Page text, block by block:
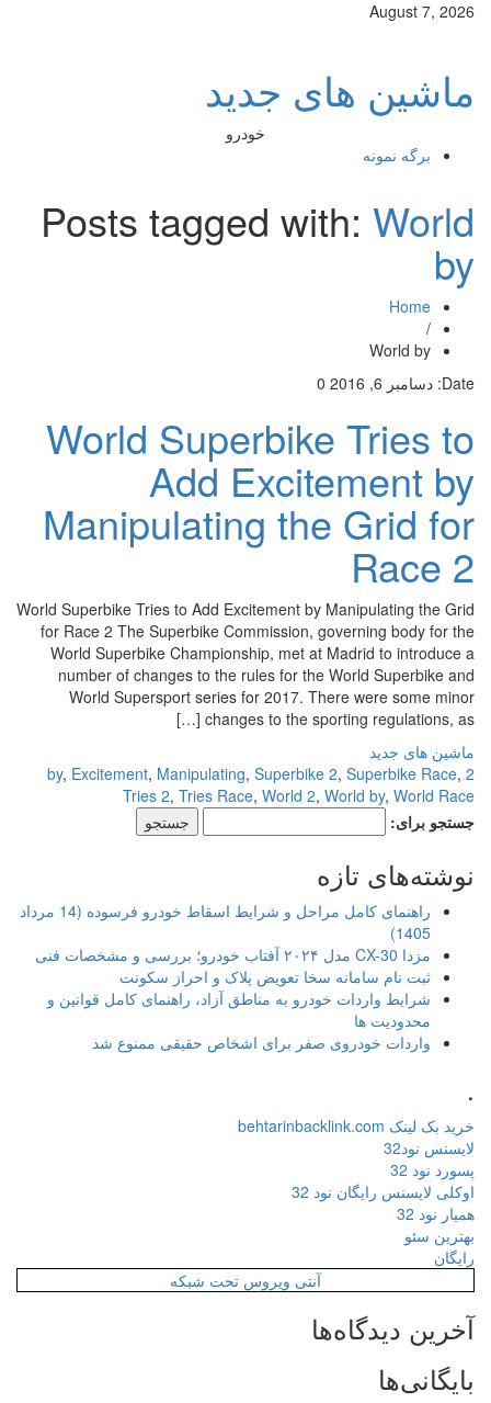
August 7, 2026
ماشین های جدید
خودرو
برگه نمونه
Posts tagged with:World
by
Home
/
World by
Date: دسامبر 6, 2016 0
World Superbike Tries to
Add Excitement by
Manipulating the Grid for
Race 2
World Superbike Tries to Add Excitement by Manipulating the Grid
for Race 2 The Superbike Commission, governing body for the
World Superbike Championship, met at Madrid to introduce a
number of changes to the rules for the World Superbike and
World Supersport series for 2017. There were some minor
changes to the sporting regulations, as […]
ماشین های جدید
,Excitement,Manipulating,Superbike 2,Superbike Race
Tries 2,Tries Race,World 2,World by,World Race
جستجو برای:
نوشته‌های تازه
راهنمای کامل مراحل و شرایط اسقاط خودرو فرسوده (14 مرداد
1405)
مزدا CX-30 مدل ۲۰۲۴ آفتاب خودرو؛ بررسی و مشخصات فنی
ثبت نام سامانه سخا تعویض پلاک و احراز سکونت
شرایط واردات خودرو به مناطق آزاد، راهنمای کامل قوانین و
محدودیت ها
واردات خودروی صفر برای اشخاص حقیقی ممنوع شد
خرید بک لینک behtarinbacklink.com
لایسنس نود32
پسورد نود 32
اوکلی لایسنس رایگان نود 32
همیار نود 32
بهترین سئو
رایگان
آنتی ویروس تحت شبکه
آخرین دیدگاه‌ها
بایگانی‌ها